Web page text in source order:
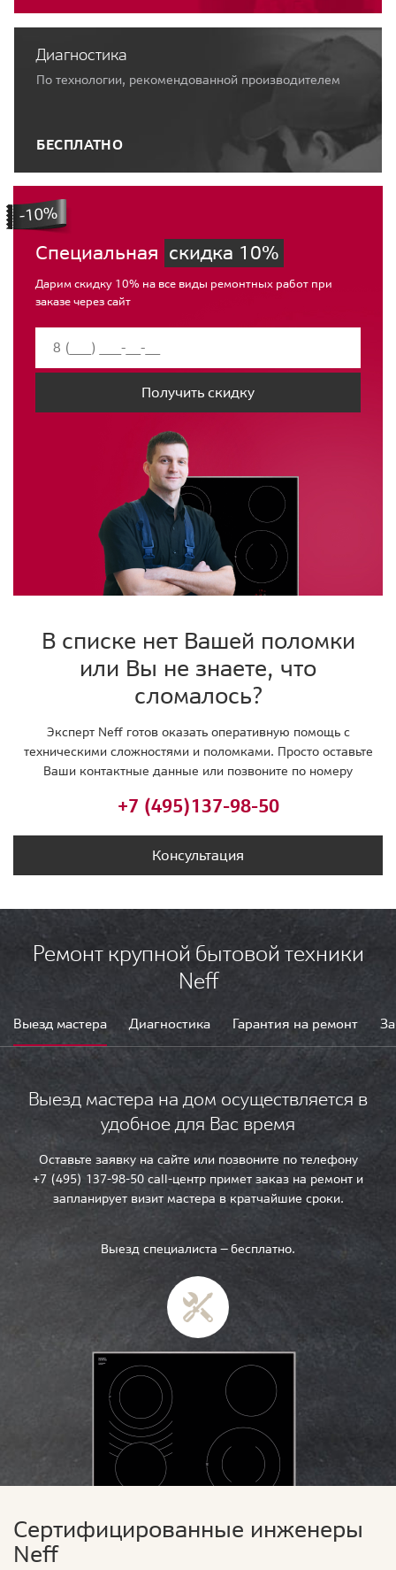
Диагностика
По технологии, рекомендованной производителем
БЕСПЛАТНО
Специальная скидка 10%
Дарим скидку 10% на все виды ремонтных работ при
заказе через сайт
Получить скидку
В списке нет Вашей поломки
или Вы не знаете, что
сломалось?
Эксперт Neff готов оказать оперативную помощь с
техническими сложностями и поломками. Просто оставьте
Ваши контактные данные или позвоните по номеру
+7 (495)137-98-50
Консультация
Ремонт крупной бытовой техники
Neff
Выезд мастера Диагностика Гарантия на ремонт
Выезд мастера на дом осуществляется в
удобное для Вас время
Оставьте заявку на сайте или позвоните по телефону
+7 (495) 137-98-50 call-центр примет заказ на ремонт и
запланирует визит мастера в кратчайшие сроки.
Выезд специалиста — бесплатно.
Сертифицированные инженеры
Neff